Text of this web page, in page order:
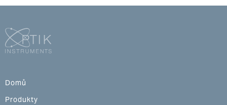
Domů
Produkty